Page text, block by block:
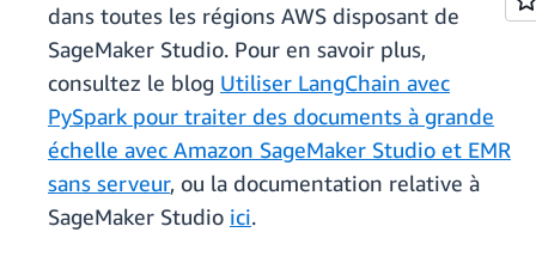
dans toutes les régions AWS disposant de
SageMaker Studio. Pour en savoir plus,
consultez le blog Utiliser LangChain avec
PySpark pour traiter des documents à grande
échelle avec Amazon SageMaker Studio et EMR
sans serveur, ou la documentation relative à
SageMaker Studio ici.